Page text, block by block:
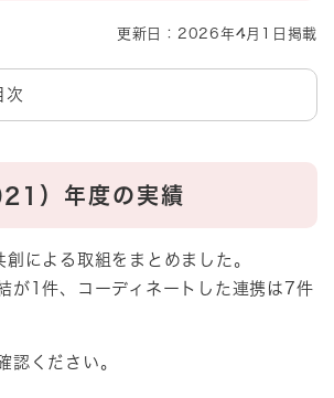
更新日：2026年4月1日掲載
次
）年度の実績
による取組をまとめました。
が1件、コーディネートした連携は7件
認ください。